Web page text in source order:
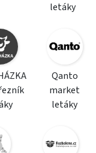
letáky
Qanto
market
letáky